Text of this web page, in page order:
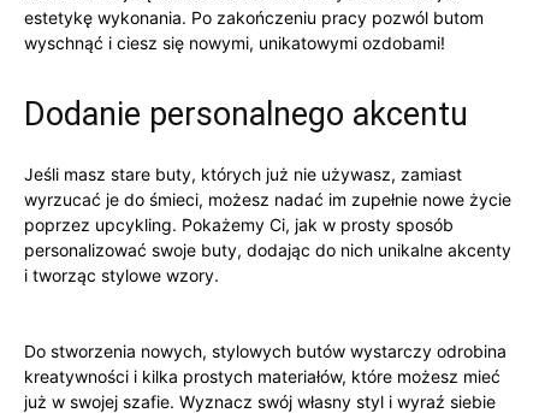
estetykę​ wykonania.​ Po zakończeniu pracy pozwól butom‍
wyschnąć i ciesz się‌ nowymi, unikatowymi ozdobami!
Dodanie personalnego akcentu
Jeśli masz stare buty, ​których‍ już nie używasz, ​zamiast
wyrzucać je do ⁤śmieci,‍ możesz nadać im⁤ zupełnie nowe życie
poprzez ‌upcykling. ​Pokażemy Ci, jak w prosty⁢ sposób
personalizować swoje⁤ buty, dodając do nich unikalne akcenty
i tworząc stylowe wzory.
Do stworzenia nowych, stylowych butów wystarczy odrobina
kreatywności ⁤i kilka prostych materiałów, które możesz ‌mieć
‍już w swojej szafie. ​Wyznacz⁤ swój własny styl i wyraź siebie